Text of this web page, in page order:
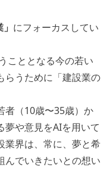
にフォーカスしてい
こととなる今の若い
らうために「建設業の
者（10歳〜35歳）か
夢や意見をAIを用いて
業界は、常に、夢と希
んでいきたいとの想い